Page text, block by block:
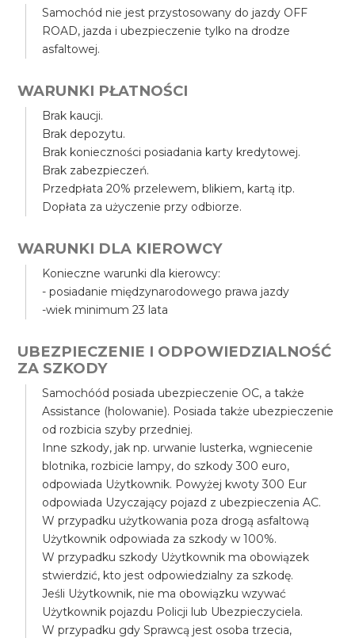
Samochód nie jest przystosowany do jazdy OFF
ROAD, jazda i ubezpieczenie tylko na drodze
asfaltowej.
WARUNKI PŁATNOŚCI
Brak kaucji.
Brak depozytu.
Brak konieczności posiadania karty kredytowej.
Brak zabezpieczeń.
Przedpłata 20% przelewem, blikiem, kartą itp.
Dopłata za użyczenie przy odbiorze.
WARUNKI DLA KIEROWCY
Konieczne warunki dla kierowcy:
- posiadanie międzynarodowego prawa jazdy
-wiek minimum 23 lata
UBEZPIECZENIE I ODPOWIEDZIALNOŚĆ
ZA SZKODY
Samochóód posiada ubezpieczenie OC, a także
Assistance (holowanie). Posiada także ubezpieczenie
od rozbicia szyby przedniej.
Inne szkody, jak np. urwanie lusterka, wgniecenie
blotnika, rozbicie lampy, do szkody 300 euro,
odpowiada Użytkownik. Powyżej kwoty 300 Eur
odpowiada Uzyczający pojazd z ubezpieczenia AC.
W przypadku użytkowania poza drogą asfaltową
Użytkownik odpowiada za szkody w 100%.
W przypadku szkody Użytkownik ma obowiązek
stwierdzić, kto jest odpowiedzialny za szkodę.
Jeśli Użytkownik, nie ma obowiązku wzywać
Użytkownik pojazdu Policji lub Ubezpieczyciela.
W przypadku gdy Sprawcą jest osoba trzecia,